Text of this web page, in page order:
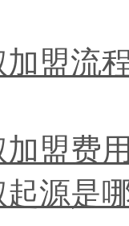
盟流
盟费
源是